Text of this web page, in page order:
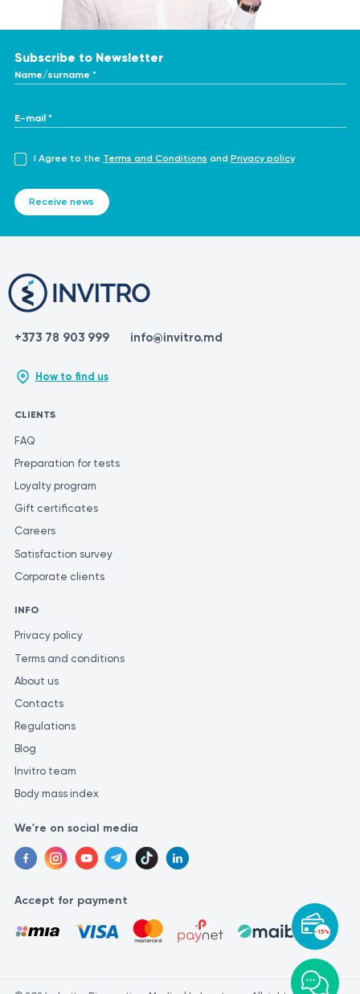
-15%
Subscribe to Newsletter
Name/surname *
E-mail *
I Agree to the Terms and Conditions and Privacy policy
Receive news
+373 78 903 999 info@invitro.md
How to find us
CLIENTS
FAQ
Preparation for tests
Loyalty program
Gift certificates
Careers
Satisfaction survey
Corporate clients
INFO
Privacy policy
Terms and conditions
About us
Contacts
Regulations
Blog
Invitro team
Body mass index
We're on social media
Accept for payment